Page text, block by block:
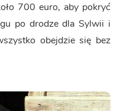
700 euro, aby pokryć
po drodze dla Sylwii i
obejdzie się bez